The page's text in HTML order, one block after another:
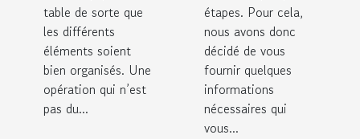
table de sorte que
les différents
éléments soient
bien organisés. Une
opération qui n’est
pas du...
étapes. Pour cela,
nous avons donc
décidé de vous
fournir quelques
informations
nécessaires qui
vous...